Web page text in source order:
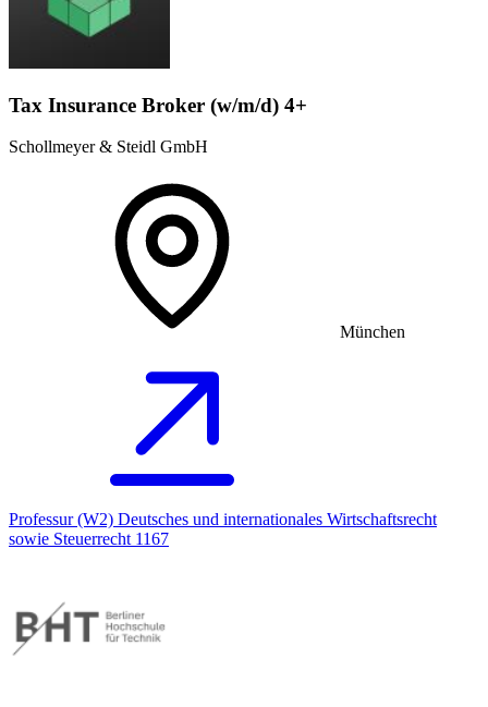
Tax Insurance Broker (w/m/d) 4+
Schollmeyer & Steidl GmbH
München
Professur (W2) Deutsches und internationales Wirtschaftsrecht
sowie Steuerrecht 1167